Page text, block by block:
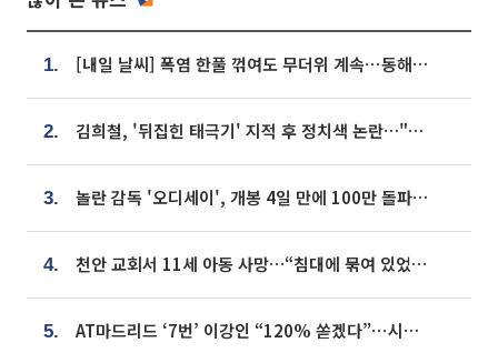
1. [내일 날씨] 폭염 한풀 꺾여도 무더위 계속⋯동해안 이틀 연속 비
2. 김희철, '뒤집힌 태극기' 지적 후 정치색 논란…"좌우 떠나 우리나라 국기"
3. 놀란 감독 '오디세이', 개봉 4일 만에 100만 돌파⋯'왕사남' 보다 빠르다
4. 천안 교회서 11세 아동 사망…“침대에 묶여 있었다” 진술 확보
5. AT마드리드 ‘7번’ 이강인 “120% 쏟겠다”⋯시메오네 감독 “필요한 선수”